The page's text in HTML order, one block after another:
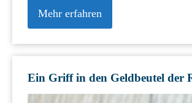
Mehr erfahren
Ein Griff in den Geldbeutel der